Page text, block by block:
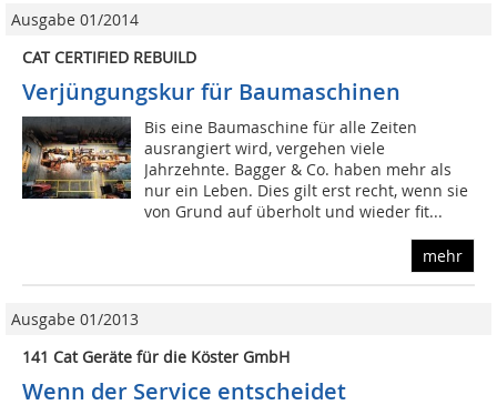
Ausgabe 01/2014
CAT CERTIFIED REBUILD
Verjüngungskur für Baumaschinen
Bis eine Baumaschine für alle Zeiten
ausrangiert wird, vergehen viele
Jahrzehnte. Bagger & Co. haben mehr als
nur ein Leben. Dies gilt erst recht, wenn sie
von Grund auf überholt und wieder fit...
mehr
Ausgabe 01/2013
141 Cat Geräte für die Köster GmbH
Wenn der Service entscheidet